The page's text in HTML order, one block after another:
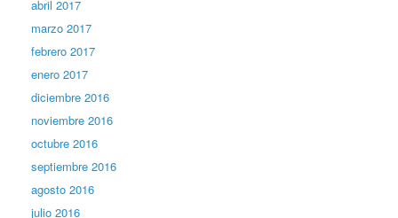
abril 2017
marzo 2017
febrero 2017
enero 2017
diciembre 2016
noviembre 2016
octubre 2016
septiembre 2016
agosto 2016
julio 2016